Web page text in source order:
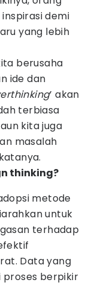
demi
yang lebih
berusaha
ide dan
’ akan
terbiasa
kita juga
masalah
thinking?
metode
untuk
terhadap
Data yang
proses berpikir